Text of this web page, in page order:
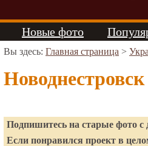
Новые фото
Вы здесь: Главная страница >
Подпишитесь на старые фото
Если понравился проект в